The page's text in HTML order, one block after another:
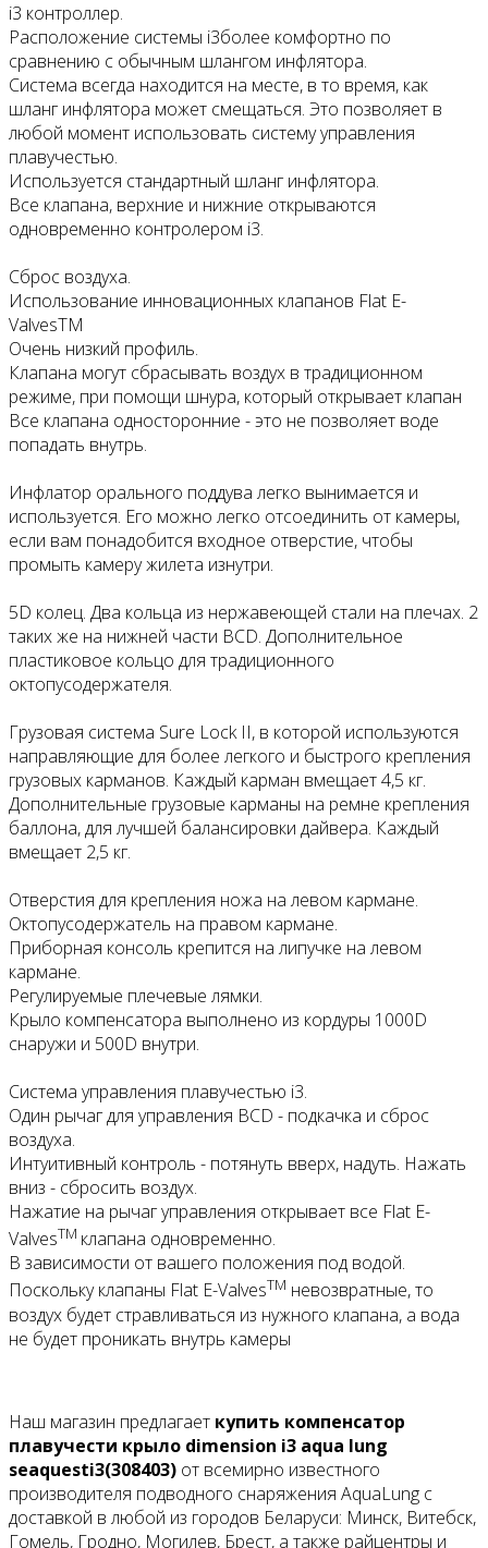
i3 контроллер.
Расположение системы i3более комфортно по
сравнению с обычным шлангом инфлятора.
Система всегда находится на месте, в то время, как
шланг инфлятора может смещаться. Это позволяет в
любой момент использовать систему управления
плавучестью.
Используется стандартный шланг инфлятора.
Все клапана, верхние и нижние открываются
одновременно контролером i3.
Сброс воздуха.
Использование инновационных клапанов Flat E-
ValvesTM
Очень низкий профиль.
Клапана могут сбрасывать воздух в традиционном
режиме, при помощи шнура, который открывает клапан
Все клапана односторонние - это не позволяет воде
попадать внутрь.
Инфлатор орального поддува легко вынимается и
используется. Его можно легко отсоединить от камеры,
если вам понадобится входное отверстие, чтобы
промыть камеру жилета изнутри.
5D колец. Два кольца из нержавеющей стали на плечах. 2
таких же на нижней части BCD. Дополнительное
пластиковое кольцо для традиционного
октопусодержателя.
Грузовая система Sure Lock II, в которой используются
направляющие для более легкого и быстрого крепления
грузовых карманов. Каждый карман вмещает 4,5 кг.
Дополнительные грузовые карманы на ремне крепления
баллона, для лучшей балансировки дайвера. Каждый
вмещает 2,5 кг.
Отверстия для крепления ножа на левом кармане.
Октопусодержатель на правом кармане.
Приборная консоль крепится на липучке на левом
кармане.
Регулируемые плечевые лямки.
Крыло компенсатора выполнено из кордуры 1000D
снаружи и 500D внутри.
Система управления плавучестью i3.
Один рычаг для управления BCD - подкачка и сброс
воздуха.
Интуитивный контроль - потянуть вверх, надуть. Нажать
вниз - сбросить воздух.
Нажатие на рычаг управления открывает все Flat E-
ValvesTM клапана одновременно.
В зависимости от вашего положения под водой.
Поскольку клапаны Flat E-ValvesTM невозвратные, то
воздух будет стравливаться из нужного клапана, а вода
не будет проникать внутрь камеры
Наш магазин предлагает купить компенсатор
плавучести крыло dimension i3 aqua lung
seaquesti3(308403) от всемирно известного
производителя подводного снаряжения AquaLung с
доставкой в любой из городов Беларуси: Минск, Витебск,
Гомель, Гродно, Могилев, Брест, а также райцентры и